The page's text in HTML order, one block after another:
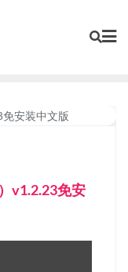
v1.2.23免安